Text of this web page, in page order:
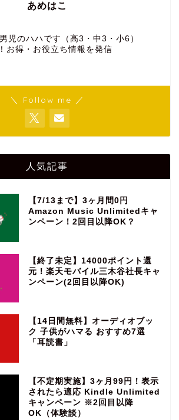
あめはこ
児のハハです（高3・中3・小6）
お得・お役立ち情報を発信
＼ Follow me ／
人気記事
【7/13まで】3ヶ月間0円
Amazon Music Unlimitedキャ
ンペーン！2回目以降OK？
【終了未定】14000ポイント還
元！楽天モバイル三木谷社長キャ
ンペーン(2回目以降OK)
【14日間無料】オーディオブッ
ク 子供がハマる おすすめ7選
「耳読書」
【不定期実施】3ヶ月99円！表示
されたら適応 Kindle Unlimited
キャンペーン ※2回目以降
OK（体験談）